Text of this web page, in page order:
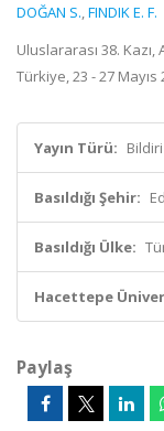
DOĞAN S.,FINDIK E. F.
Uluslararası 38.
Türkiye, 23 - 27
Yayın Türü:
Basıldığı Şehir:
Basıldığı Ülke:
Hacettepe
Paylaş